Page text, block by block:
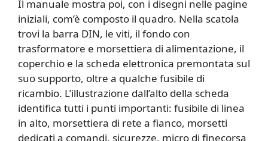
Il manuale mostra poi, con i disegni nelle pagine
iniziali, com’è composto il quadro. Nella scatola
trovi la barra DIN, le viti, il fondo con
trasformatore e morsettiera di alimentazione, il
coperchio e la scheda elettronica premontata sul
suo supporto, oltre a qualche fusibile di
ricambio. L’illustrazione dall’alto della scheda
identifica tutti i punti importanti: fusibile di linea
in alto, morsettiera di rete a fianco, morsetti
dedicati a comandi, sicurezze, micro di finecorsa